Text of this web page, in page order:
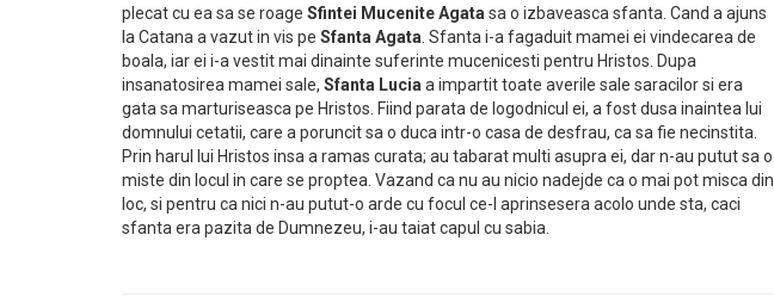
plecat cu ea sa se roage Sfintei Mucenite Agata sa o izbaveasca sfanta. Cand a ajuns
la Catana a vazut in vis pe Sfanta Agata . Sfanta i-a fagaduit mamei ei vindecarea de
boala, iar ei i-a vestit mai dinainte suferinte mucenicesti pentru Hristos. Dupa
insanatosirea mamei sale, Sfanta Lucia a impartit toate averile sale saracilor si era
gata sa marturiseasca pe Hristos. Fiind parata de logodnicul ei, a fost dusa inaintea lui
domnului cetatii, care a poruncit sa o duca intr-o casa de desfrau, ca sa fie necinstita.
Prin harul lui Hristos insa a ramas curata; au tabarat multi asupra ei, dar n-au putut sa o
miste din locul in care se proptea. Vazand ca nu au nicio nadejde ca o mai pot misca din
loc, si pentru ca nici n-au putut-o arde cu focul ce-l aprinsesera acolo unde sta, caci
sfanta era pazita de Dumnezeu, i-au taiat capul cu sabia.